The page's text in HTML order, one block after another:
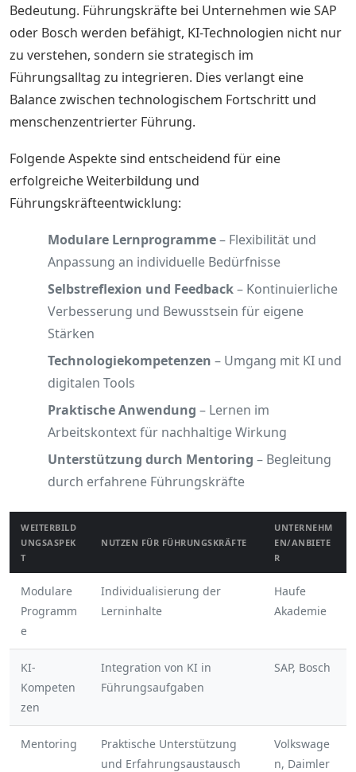
Bedeutung. Führungskräfte bei Unternehmen wie SAP
oder Bosch werden befähigt, KI-Technologien nicht nur
zu verstehen, sondern sie strategisch im
Führungsalltag zu integrieren. Dies verlangt eine
Balance zwischen technologischem Fortschritt und
menschenzentrierter Führung.
Folgende Aspekte sind entscheidend für eine
erfolgreiche Weiterbildung und
Führungskräfteentwicklung:
Modulare Lernprogramme– Flexibilität und
Anpassung an individuelle Bedürfnisse
Selbstreflexion und Feedback– Kontinuierliche
Verbesserung und Bewusstsein für eigene
Stärken
Technologiekompetenzen – Umgang mit KI und
digitalen Tools
Praktische Anwendung – Lernen im
Arbeitskontext für nachhaltige Wirkung
Unterstützung durch Mentoring – Begleitung
durch erfahrene Führungskräfte
WEITERBILD
UNGSASPEK
T
NUTZEN FÜR FÜHRUNGSKRÄFTE
UNTERNEHM
EN/ANBIETE
R
Modulare
Programm
e
Individualisierung der
Lerninhalte
Haufe
Akademie
KI-
Kompeten
zen
Integration von KI in
Führungsaufgaben
SAP, Bosch
Mentoring
Praktische Unterstützung
und Erfahrungsaustausch
Volkswage
n, Daimler